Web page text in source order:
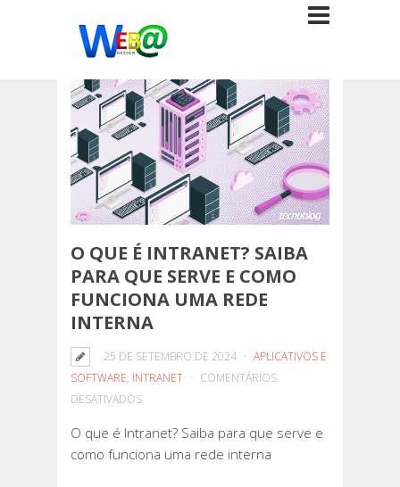
O QUE É INTRANET? SAIBA
PARA QUE SERVE E COMO
FUNCIONA UMA REDE
INTERNA
25 DE SETEMBRO DE 2024
APLICATIVOS E
SOFTWARE, INTRANET
COMENTÁRIOS
DESATIVADOSEM
QUE
É
O que é Intranet? Saiba para que serve e
como funciona uma rede interna